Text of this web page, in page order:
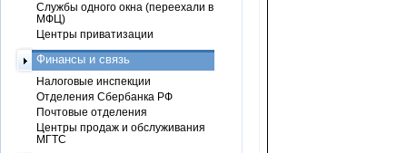
Службы одного окна (переехали в
МФЦ)
Центры приватизации
Финансы и связь
Налоговые инспекции
Отделения Сбербанка РФ
Почтовые отделения
Центры продаж и обслуживания
МГТС